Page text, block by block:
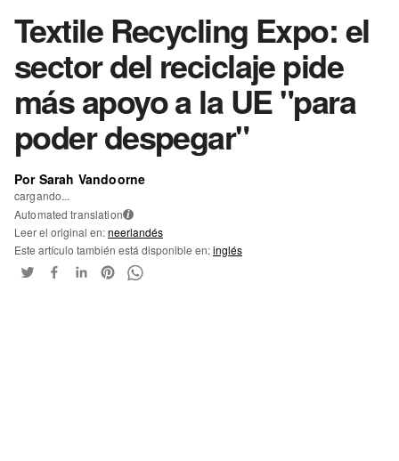
Textile Recycling Expo: el
sector del reciclaje pide
más apoyo a la UE "para
poder despegar"
Por Sarah Vandoorne
cargando...
Automated translation i
Leer el original en:neerlandés
Este artículo también está disponible en:inglés